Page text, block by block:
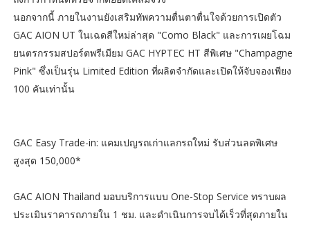
นอกจากนี้ ภายในงานยังเสริมทัพความตื่นตาตื่นใจด้วยการเปิดตัว
GAC AION UT ในเฉดสีใหม่ล่าสุด "Como Black" และการเผยโฉม
ยนตรกรรมสปอร์ตพรีเมียม GAC HYPTEC HT สีพิเศษ "Champagne
Pink" ซึ่งเป็นรุ่น Limited Edition ที่ผลิตจำกัดและเปิดให้จับจองเพียง
100 คันเท่านั้น
GAC Easy Trade-in: แคมเปญรถเก่าแลกรถใหม่ รับส่วนลดพิเศษ
สูงสุด 150,000*
GAC AION Thailand มอบบริการแบบ One-Stop Service ทราบผล
ประเมินราคารถภายใน 1 ชม. และดำเนินการจบได้เร็วที่สุดภายใน